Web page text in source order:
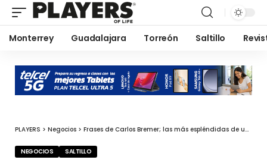
Monterrey Guadalajara Torreón Saltillo
PLAYERS > Negocios > Frases de Carlos Bremer; las más espléndidas de uno de los empresarios más importantes de México
NEGOCIOS SALTILLO